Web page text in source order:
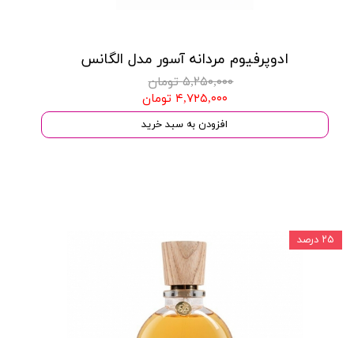
ادوپرفیوم مردانه آسور مدل الگانس
۵,۲۵۰,۰۰۰ تومان
۴,۷۲۵,۰۰۰ تومان
افزودن به سبد خرید
۲۵ درصد